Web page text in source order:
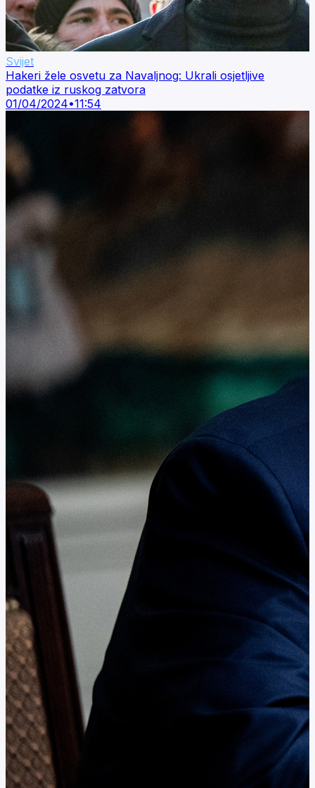
Svijet
Hakeri žele osvetu za Navaljnog: Ukrali osjetljive
podatke iz ruskog zatvora
01/04/2024•11:54